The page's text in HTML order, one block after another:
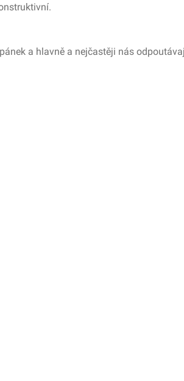
a hlavně a nejčastěji nás